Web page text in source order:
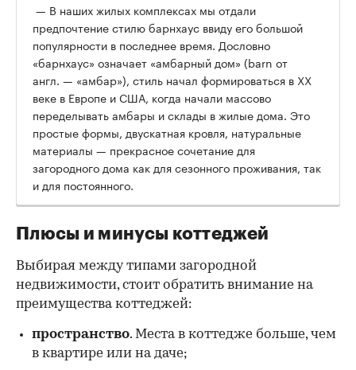
— В наших жилых комплексах мы отдали
предпочтение стилю барнхаус ввиду его большой
популярности в последнее время. Дословно
«барнхаус» означает «амбарный дом» (barn от
англ. — «амбар»), стиль начал формироваться в XX
веке в Европе и США, когда начали массово
переделывать амбары и склады в жилые дома. Это
простые формы, двускатная кровля, натуральные
материалы — прекрасное сочетание для
загородного дома как для сезонного проживания, так
и для постоянного.
Плюсы и минусы коттеджей
Выбирая между типами загородной
недвижимости, стоит обратить внимание на
преимущества коттеджей:
пространство. Места в коттедже больше, чем
в квартире или на даче;